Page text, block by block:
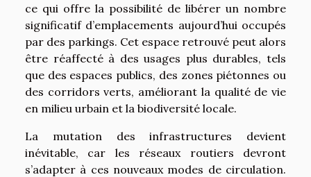
ce qui offre la possibilité de libérer un nombre
significatif d’emplacements aujourd’hui occupés
par des parkings. Cet espace retrouvé peut alors
être réaffecté à des usages plus durables, tels
que des espaces publics, des zones piétonnes ou
des corridors verts, améliorant la qualité de vie
en milieu urbain et la biodiversité locale.
La mutation des infrastructures devient
inévitable, car les réseaux routiers devront
s’adapter à ces nouveaux modes de circulation.